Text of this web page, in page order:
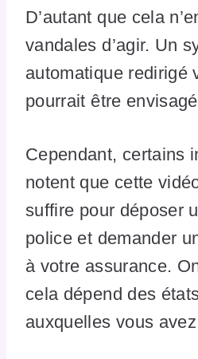
D’autant que cela
vandales d’agir. Un
automatique redirigé
pourrait être
Cependant, certains
notent que cette
suffire pour déposer
police et demander
à votre assurance.
cela dépend des
auxquelles vous